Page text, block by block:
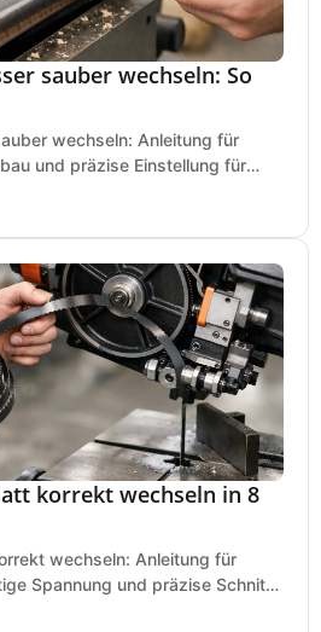
sauber wechseln: So
wechseln: Anleitung für
und präzise Einstellung für
korrekt wechseln in 8
wechseln: Anleitung für
Spannung und präzise Schnitte